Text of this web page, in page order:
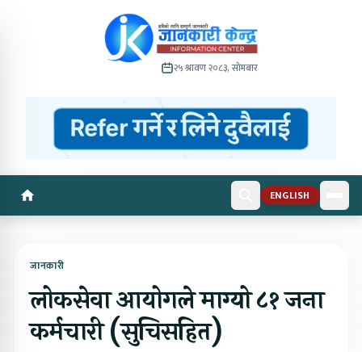
२५ श्रावण २०८३, सोमबार
ENGLISH
जानकारी
लोकसेवा आयोगले माग्यो ८१ जना
कर्मचारी (सुचिसहित)